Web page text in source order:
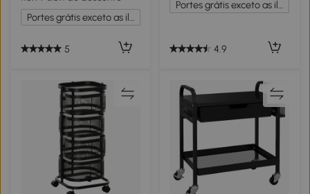
Portes grátis exceto as ilhas
5
Portes grátis exceto as ilhas
4.9